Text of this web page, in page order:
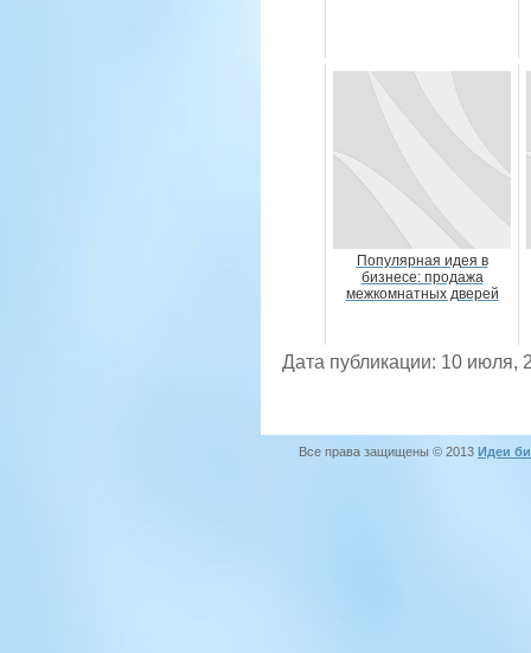
Популярная идея в
бизнесе: продажа
межкомнатных дверей
Дата публикации: 10 июля,
Все права защищены © 2013 Идеи